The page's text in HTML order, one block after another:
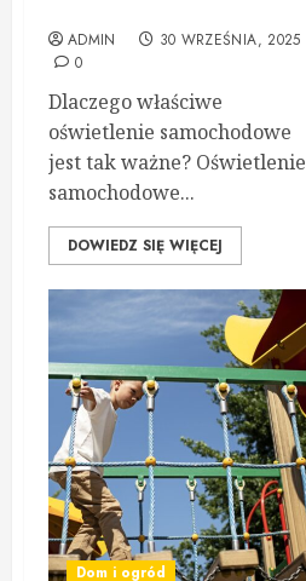
ADMIN
30 WRZEŚNIA, 2025
0
Dlaczego właściwe
oświetlenie samochodowe
jest tak ważne? Oświetlenie
samochodowe...
DOWIEDZ SIĘ WIĘCEJ
Dom i ogród